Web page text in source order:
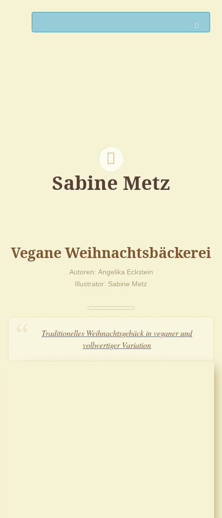
Sabine Metz
Vegane Weihnachtsbäckerei
Autoren Angelika Eckstein
Illustrator Sabine Metz
Traditionelles Weihnachtsgebäck in veganer und
vollwertiger Variation